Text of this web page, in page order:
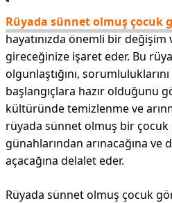
Rüyada sünnet olmuş çocuk
hayatınızda önemli bir değişim
gireceğinize işaret eder. Bu
olgunlaştığını,
başlangıçlara hazır olduğunu
kültüründe temizlenme ve
rüyada sünnet olmuş bir
günahlarından arınacağına ve
açacağına delalet eder.
Rüyada sünnet olmuş çocuk